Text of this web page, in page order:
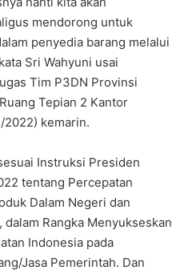
mendorong untuk
penyedia barang melalui
Sri Wahyuni usai
Tim P3DN Provinsi
Tepian 2 Kantor
2022) kemarin.
Instruksi Presiden
tentang Percepatan
Dalam Negeri dan
Rangka Menyukseskan
Indonesia pada
Jasa Pemerintah. Dan